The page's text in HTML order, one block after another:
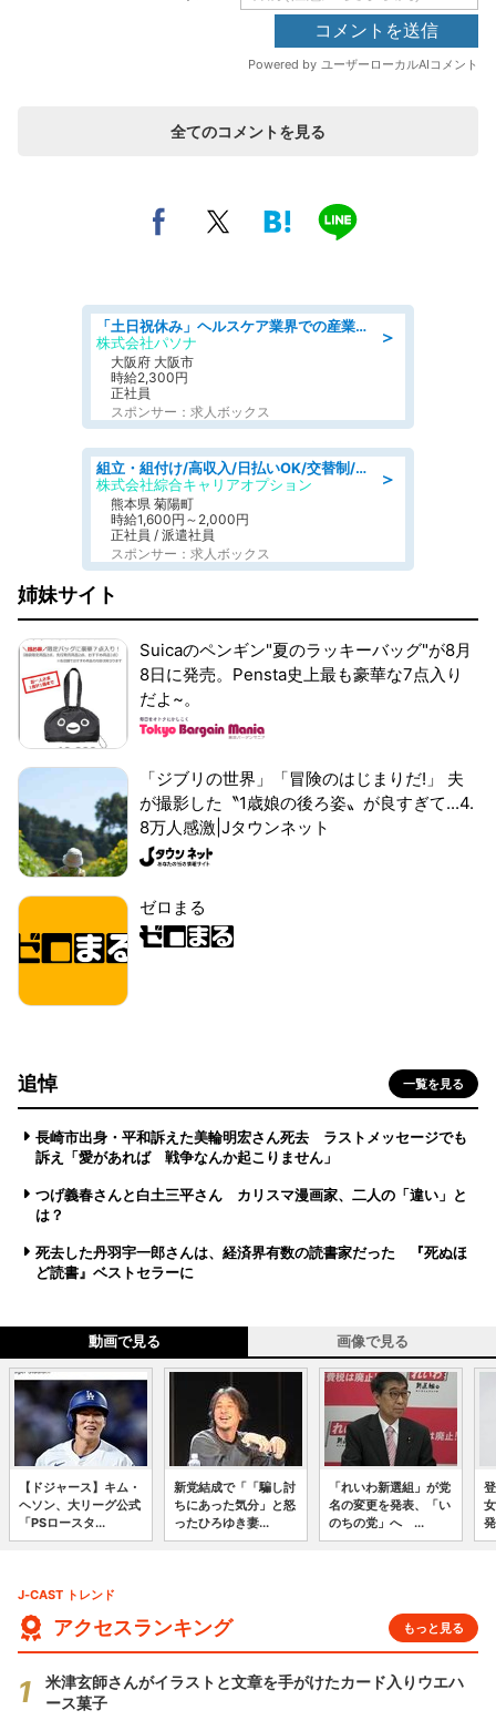
全てのコメントを見る
＞
「土日祝休み」ヘルスケア業界での産業保健師業務/看護師/高時給/要資格:正看護師
株式会社パソナ
大阪府 大阪市
時給2,300円
正社員
スポンサー：求人ボックス
＞
組立・組付け/高収入/日払いOK/交替制/20・30・40代活躍中/製造 工場
株式会社綜合キャリアオプション
熊本県 菊陽町
時給1,600円～2,000円
正社員 / 派遣社員
スポンサー：求人ボックス
姉妹サイト
Suicaのペンギン"夏のラッキーバッグ"が8月
8日に発売。Pensta史上最も豪華な7点入り
だよ~。
「ジブリの世界」「冒険のはじまりだ!」 夫
が撮影した〝1歳娘の後ろ姿〟が良すぎて...4.
8万人感激|Jタウンネット
ゼロまる
追悼 一覧を見る
長崎市出身・平和訴えた美輪明宏さん死去 ラストメッセージでも
訴え「愛があれば 戦争なんか起こりません」
つげ義春さんと白土三平さん カリスマ漫画家、二人の「違い」と
は？
死去した丹羽宇一郎さんは、経済界有数の読書家だった 『死ぬほ
ど読書』ベストセラーに
動画で見る 画像で見る
【ドジャース】キム・
ヘソン、大リーグ公式
「PSロースタ...
新党結成で「「騙し討
ちにあった気分」と怒
ったひろゆき妻...
「れいわ新選組」が党
名の変更を発表、「い
のちの党」へ ...
J-CAST トレンド
アクセスランキング もっと見る
米津玄師さんがイラストと文章を手がけたカード入りウエハ
ース菓子